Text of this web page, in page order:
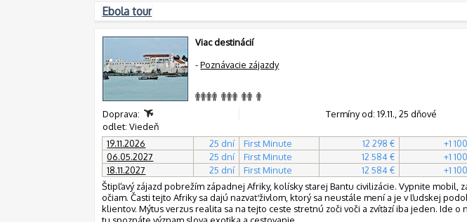
Ebola tour
Viac destinácií
-Poznávacie zájazdy
Doprava:
Termíny od: 19.11., 25 dňové
odlet: Viedeň
19.11.2026
25 dní First Minute 12 298 € +1
06.05.2027
25 dní First Minute 12 584 € +1
18.11.2027
25 dní First Minute 12 584 € +1
Štipľavý zájazd pobrežím západnej Afriky, kolísky starej Bantu civilizácie. Vypnite mobil,
očiam. Časti tejto Afriky sa dajú nazvať živlom, ktorý sa neustále mení a je v ľudskej
klientov. Mýtus verzus realita sa na tejto ceste stretnú zoči voči a zvíťazí iba jeden. Ide o
tu spoznáte význam slova exotika a cestovanie.